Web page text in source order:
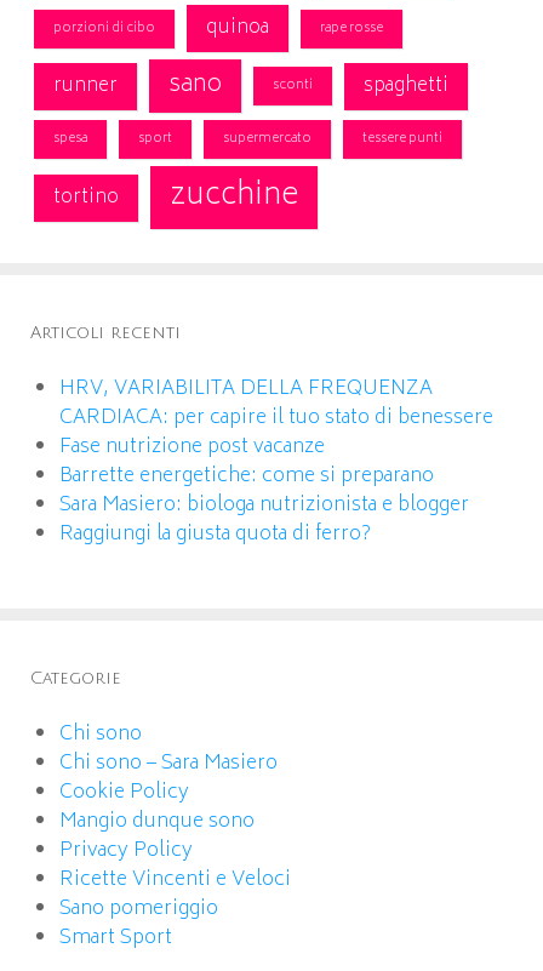
porzioni di cibo quinoa rape rosse
runner sano sconti spaghetti
spesa sport supermercato tessere punti
tortino zucchine
Articoli recenti
HRV, VARIABILITA DELLA FREQUENZA
CARDIACA: per capire il tuo stato di benessere
Fase nutrizione post vacanze
Barrette energetiche: come si preparano
Sara Masiero: biologa nutrizionista e blogger
Raggiungi la giusta quota di ferro?
Categorie
Chi sono
Chi sono – Sara Masiero
Cookie Policy
Mangio dunque sono
Privacy Policy
Ricette Vincenti e Veloci
Sano pomeriggio
Smart Sport